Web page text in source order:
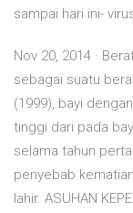
sampai hari ini-
Nov 20, 2014 ·
sebagai suatu
(1999), bayi
tinggi dari pada
selama tahun
penyebab
lahir. ASUHAN